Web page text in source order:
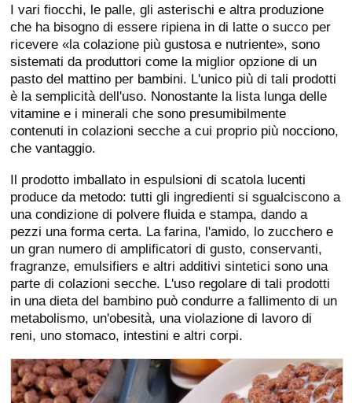
I vari fiocchi, le palle, gli asterischi e altra produzione
che ha bisogno di essere ripiena in di latte o succo per
ricevere «la colazione più gustosa e nutriente», sono
sistemati da produttori come la miglior opzione di un
pasto del mattino per bambini. L'unico più di tali prodotti
è la semplicità dell'uso. Nonostante la lista lunga delle
vitamine e i minerali che sono presumibilmente
contenuti in colazioni secche a cui proprio più nocciono,
che vantaggio.
Il prodotto imballato in espulsioni di scatola lucenti
produce da metodo: tutti gli ingredienti si sgualciscono a
una condizione di polvere fluida e stampa, dando a
pezzi una forma certa. La farina, l'amido, lo zucchero e
un gran numero di amplificatori di gusto, conservanti,
fragranze, emulsifiers e altri additivi sintetici sono una
parte di colazioni secche. L'uso regolare di tali prodotti
in una dieta del bambino può condurre a fallimento di un
metabolismo, un'obesità, una violazione di lavoro di
reni, uno stomaco, intestini e altri corpi.